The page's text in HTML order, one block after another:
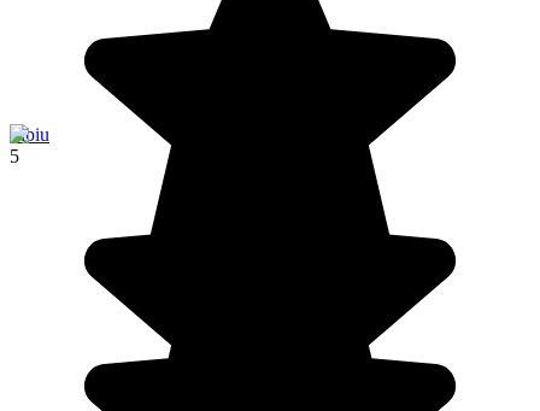
Sibiu
5